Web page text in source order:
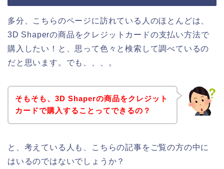
多分、こちらのページに訪れている人のほとんどは、
3D Shaperの商品をクレジットカードの支払い方法で
購入したい！と、思って色々と検索して調べているの
だと思います。でも、、、。
そもそも、3D Shaperの商品をクレジット
カードで購入することってできるの？
と、考えている人も、こちらの記事をご覧の方の中に
はいるのではないでしょうか？